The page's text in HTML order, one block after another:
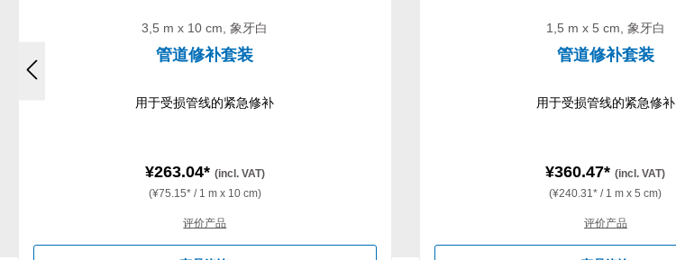
3,5 m x 10 cm, 象牙白
管道修补套装
用于受损管线的紧急修补
¥263.04* (incl. VAT)
(¥75.15* / 1 m x 10 cm)
评价产品
1,5 m x 5 cm, 象牙白
管道修补套装
用于受损管线的紧急修补
¥360.47*(incl. VAT)
(¥240.31* / 1 m x 5 cm)
评价产品